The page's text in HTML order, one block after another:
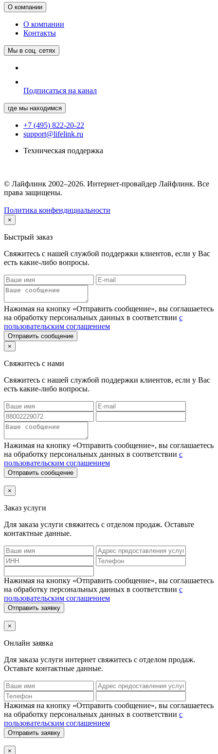
О компании
О компании
Контакты
Мы в соц. сетях
Подписаться на канал
где мы находимся
+7 (495) 822-20-22
support@lifelink.ru
Техническая поддержка
© Лайфлинк 2002–2026. Интернет-провайдер Лайфлинк. Все
права защищены.
Политика конфендициальности
×
Быстрый заказ
Свяжитесь с нашей службой поддержки клиентов, если у Вас
есть какие-либо вопросы.
Нажимая на кнопку «Отправить сообщение», вы соглашаетесь
на обработку персональных данных в соответствии с
пользовательским соглашением
Отправить сообщение
×
Свяжитесь с нами
Свяжитесь с нашей службой поддержки клиентов, если у Вас
есть какие-либо вопросы.
Нажимая на кнопку «Отправить сообщение», вы соглашаетесь
на обработку персональных данных в соответствии с
пользовательским соглашением
Отправить сообщение
×
Заказ услуги
Для заказа услуги свяжитесь с отделом продаж. Оставьте
контактные данные.
Нажимая на кнопку «Отправить сообщение», вы соглашаетесь
на обработку персональных данных в соответствии с
пользовательским соглашением
Отправить заявку
×
Онлайн заявка
Для заказа услуги интернет свяжитесь с отделом продаж.
Оставьте контактные данные.
Нажимая на кнопку «Отправить сообщение», вы соглашаетесь
на обработку персональных данных в соответствии с
пользовательским соглашением
Отправить заявку
×